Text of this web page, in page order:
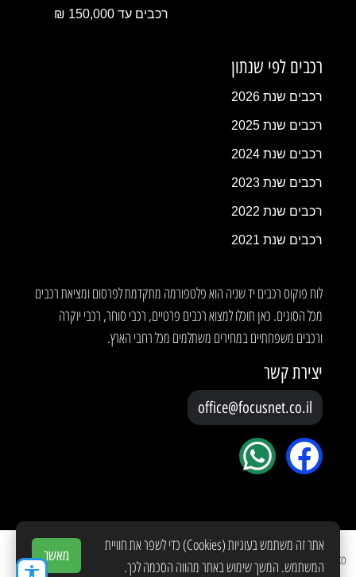
רכבים עד 150,000 ₪
רכבים לפי שנתון
רכבים שנת 2026
רכבים שנת 2025
רכבים שנת 2024
רכבים שנת 2023
רכבים שנת 2022
רכבים שנת 2021
לוח פוקוס רכבים יד שניה הוא פלטפורמה מתקדמת לפרסום ומציאת רכבים
מכל הסוגים. כאן תוכלו למצוא רכבים פרטיים, רכבי סוחר, רכבי יוקרה
ורכבים משפחתיים במחירים משתלמים מכל רחבי הארץ.
יצירת קשר
office@focusnet.co.il
Copyright © 2026 Created by
YOKO
accessibility
אתר זה משתמש בעוגיות (Cookies) כדי לשפר את חוויית
המשתמש. המשך שימוש באתר מהווה הסכמה לכך.
מאשר